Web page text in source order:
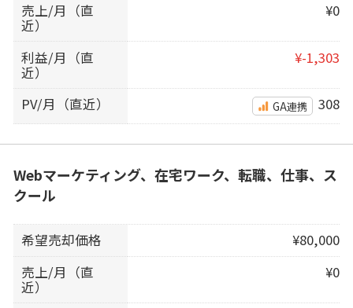
売上/月（直
近）
¥0
利益/月（直
近）
¥-1,303
PV/月（直近） GA連携 308
Webマーケティング、在宅ワーク、転職、仕事、ス
クール
希望売却価格
¥80,000
売上/月（直
近）
¥0